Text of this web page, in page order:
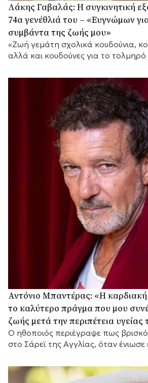
Λάκης Γαβαλάς: Η συγκινητική
74α γενέθλιά του – «Ευγνώμων
συμβάντα της ζωής μου»
«Ζωή γεμάτη σχολικά κουδούνια,
αλλά και κουδούνες για το
Αντόνιο Μπαντέρας: «Η
το καλύτερο πράγμα που μου
ζωής μετά την περιπέτεια υγείας
Ο ηθοποιός περιέγραψε πως βρισκόταν στο σπίτι του
στο Σάρεϊ της Αγγλίας, όταν